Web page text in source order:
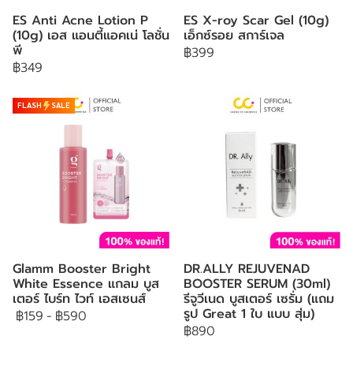
ES Anti Acne Lotion P
(10g) เอส แอนตี้แอคเน่ โลชั่น
พี
฿349
ES X-roy Scar Gel (10g)
เอ็กซ์รอย สการ์เจล
฿399
FLASH SALE
Glamm Booster Bright
White Essence แกลม บูส
เตอร์ ไบร์ท ไวท์ เอสเซนส์
฿159 - ฿590
DR.ALLY REJUVENAD
BOOSTER SERUM (30ml)
รีจูวีเนด บูสเตอร์ เซรั่ม (แถม
รูป Great 1 ใบ แบบ สุ่ม)
฿890